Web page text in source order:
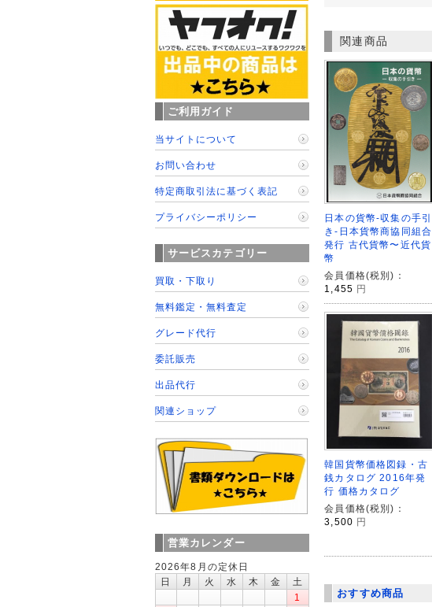
関連商品
日本の貨幣-収集の手引
き-日本貨幣商協同組合
発行 古代貨幣〜近代貨
幣
会員価格(税別)：
1,455 円
韓国貨幣価格図録・古
銭カタログ 2016年発
行 価格カタログ
会員価格(税別)：
3,500 円
おすすめ商品
ご利用ガイド
当サイトについて
お問い合わせ
特定商取引法に基づく表記
プライバシーポリシー
サービスカテゴリー
買取・下取り
無料鑑定・無料査定
グレード代行
委託販売
出品代行
関連ショップ
営業カレンダー
2026年8月の定休日
日
月 火 水 木 金
土
1